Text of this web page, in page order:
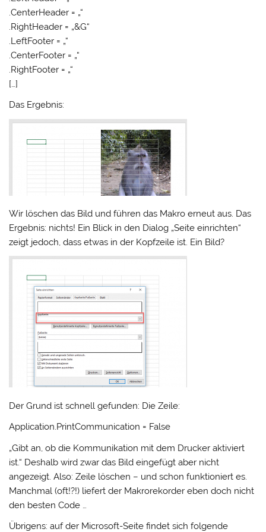
.CenterHeader = „“
.RightHeader = „&G“
.LeftFooter = „“
.CenterFooter = „“
.RightFooter = „“
[…]
Das Ergebnis:
Wir löschen das Bild und führen das Makro erneut aus. Das
Ergebnis: nichts! Ein Blick in den Dialog „Seite einrichten“
zeigt jedoch, dass etwas in der Kopfzeile ist. Ein Bild?
Der Grund ist schnell gefunden: Die Zeile:
Application.PrintCommunication = False
„Gibt an, ob die Kommunikation mit dem Drucker aktiviert
ist.“ Deshalb wird zwar das Bild eingefügt aber nicht
angezeigt. Also: Zeile löschen – und schon funktioniert es.
Manchmal (oft!?!) liefert der Makrorekorder eben doch nicht
den besten Code …
Übrigens: auf der Microsoft-Seite findet sich folgende